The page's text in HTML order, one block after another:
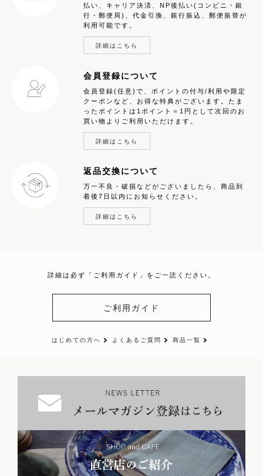
払い、キャリア決済、NP後払い(コンビニ・銀
行・郵便局)、代金引換、銀行振込、郵便振替が
利用可能です。
詳細はこちら
会員登録について
会員登録(任意)で、ポイントの付与/利用や限定
クーポンなど、お得な特典がございます。たま
ったポイントは1ポイント＝1円として次回のお
買い物よりご利用いただけます。
詳細はこちら
返品交換について
万一不良・破損などがございましたら、商品到
着後7日以内にお知らせください。
詳細はこちら
詳細は必ず「ご利用ガイド」をご一読ください。
ご利用ガイド
はじめての方へ よくあるご質問 商品一覧